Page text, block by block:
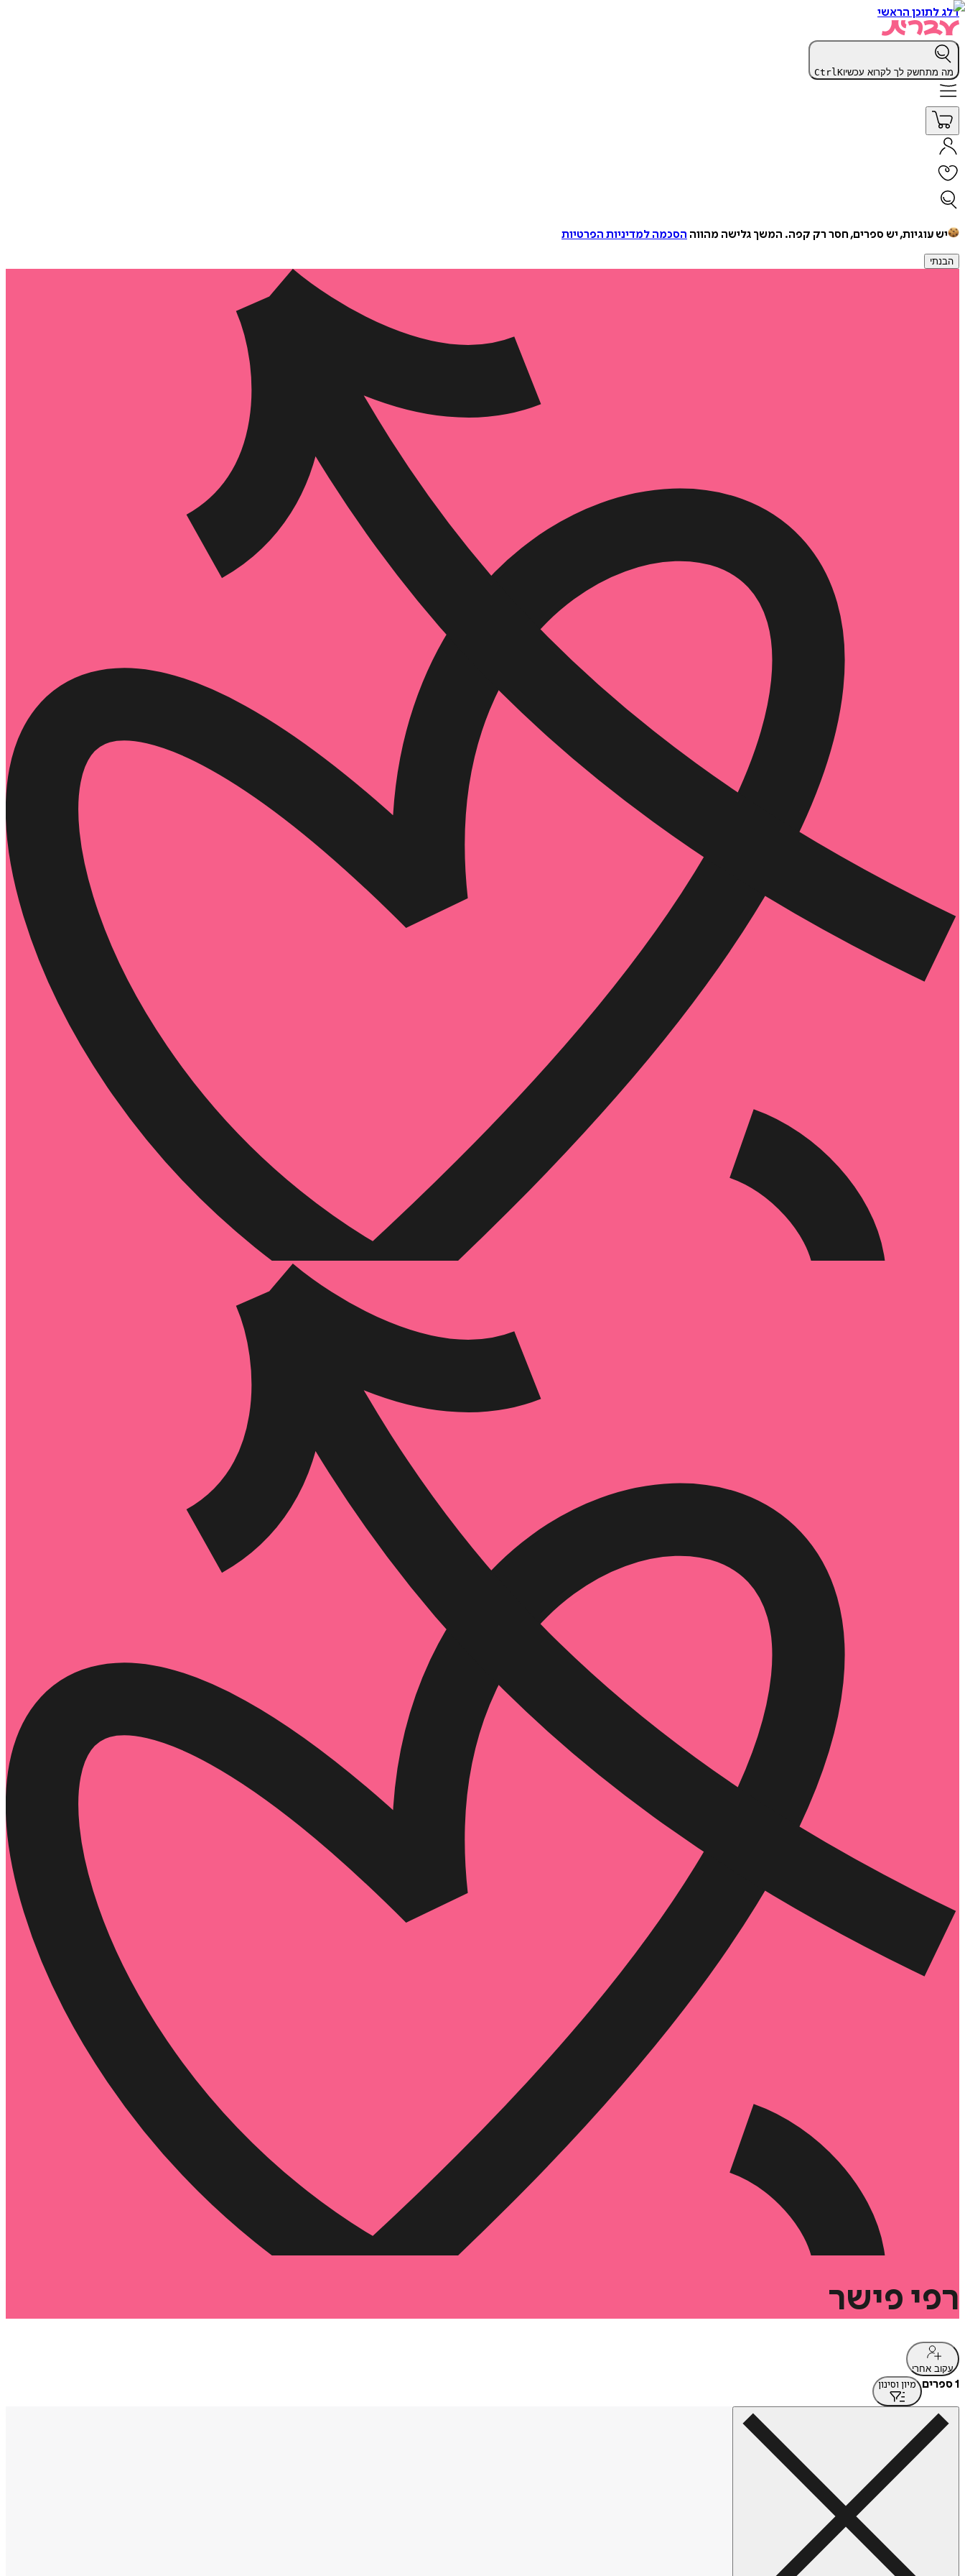
דלג לתוכן הראשי
מה מתחשק לך לקרוא עכשיו CtrlK
יש עוגיות, יש ספרים, חסר רק קפה. המשך גלישה מהווה הסכמה למדיניות הפרטיות
הבנתי
רפי פישר
עקוב אחרי
1 ספרים מיון וסינון